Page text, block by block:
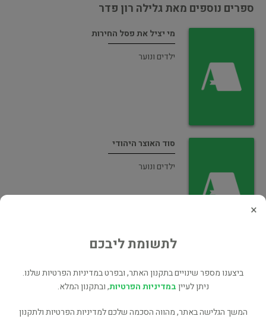
ספרים נוספים מאת גלילה רון פדר
מי יציל את פסל החירות
ילדים ונוער
סוד האוצר היהודי
ילדים ונוער
ילדים ונוער
×
לתשומת ליבכם
ביצענו מספר שינויים בתקנון האתר, ובפרט במדיניות הפרטיות שלנו.
ניתן לעייןבמדיניות הפרטיות, ובתקנון המלא.
המשך הגלישה באתר, מהווה הסכמה שלכם למדיניות הפרטיות ולתקנון